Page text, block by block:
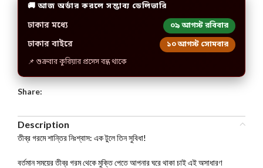
🚚 আজ অর্ডার করলে সম্ভাব্য ডেলিভারি
ঢাকার মধ্যে ০৯ আগস্ট রবিবার
ঢাকার বাইরে ১০ আগস্ট সোমবার
📌 শুক্রবার কুরিয়ার প্রসেস বন্ধ থাকে
Share:
Description
তীব্র গরমে শান্তির নিঃশ্বাস: এক টুলে তিন সুবিধা!
বর্তমান সময়ের তীব্র গরম থেকে মুক্তি পেতে আপনার ঘরে থাকা চাই এই অসাধারণ